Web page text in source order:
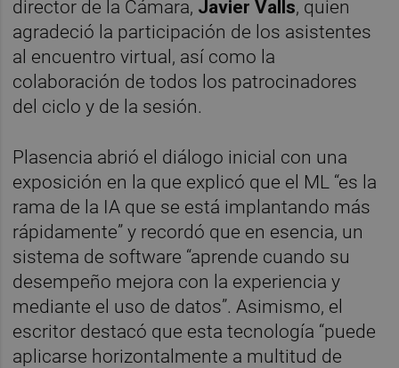
director de la Cámara, Javier Valls, quien
agradeció la participación de los asistentes
al encuentro virtual, así como la
colaboración de todos los patrocinadores
del ciclo y de la sesión.
Plasencia abrió el diálogo inicial con una
exposición en la que explicó que el ML “es la
rama de la IA que se está implantando más
rápidamente” y recordó que en esencia, un
sistema de software “aprende cuando su
desempeño mejora con la experiencia y
mediante el uso de datos”. Asimismo, el
escritor destacó que esta tecnología “puede
aplicarse horizontalmente a multitud de